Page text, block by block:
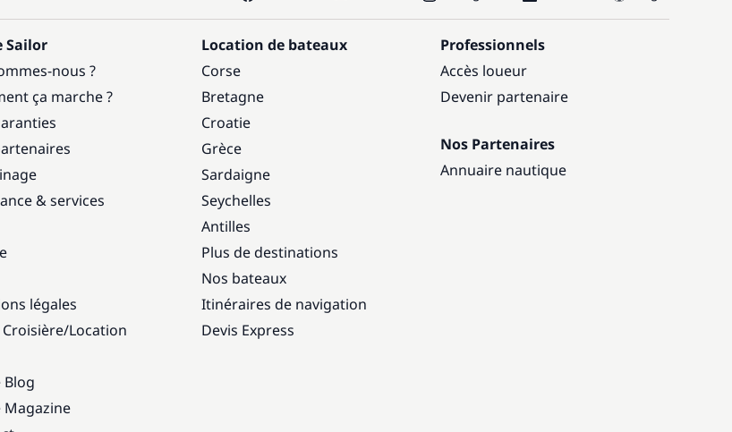
Sailor
nous ?
ça marche ?
& services
légales
Croisière/Location
Magazine
Location de bateaux
Corse
Bretagne
Croatie
Grèce
Sardaigne
Seychelles
Antilles
Plus de destinations
Nos bateaux
Itinéraires de navigation
Devis Express
Professionnels
Accès loueur
Devenir partenaire
Nos Partenaires
Annuaire nautique